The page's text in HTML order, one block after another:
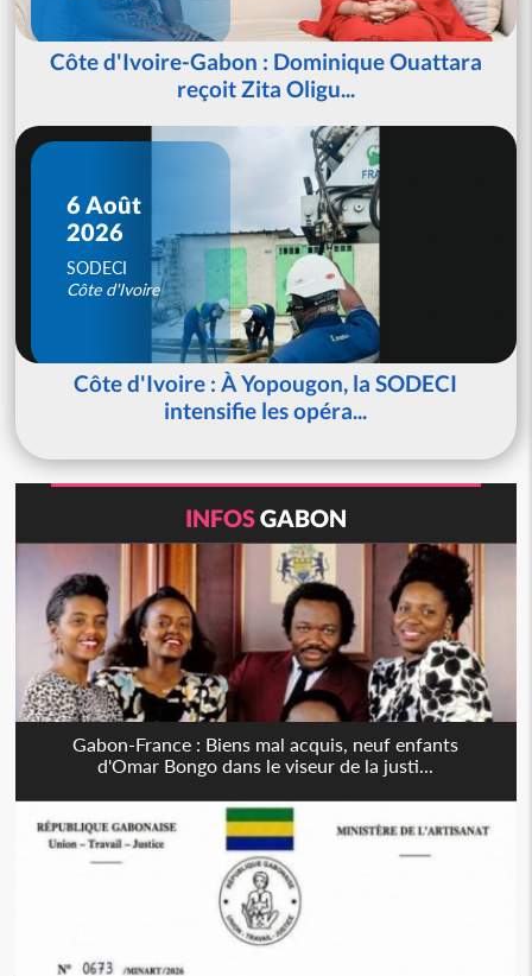
Côte d'Ivoire-Gabon : Dominique Ouattara
reçoit Zita Oligu...
6 Août
2026
SODECI
Côte d'Ivoire
Côte d'Ivoire : À Yopougon, la SODECI
intensifie les opéra...
INFOSGABON
Gabon-France : Biens mal acquis, neuf enfants
d'Omar Bongo dans le viseur de la justi...